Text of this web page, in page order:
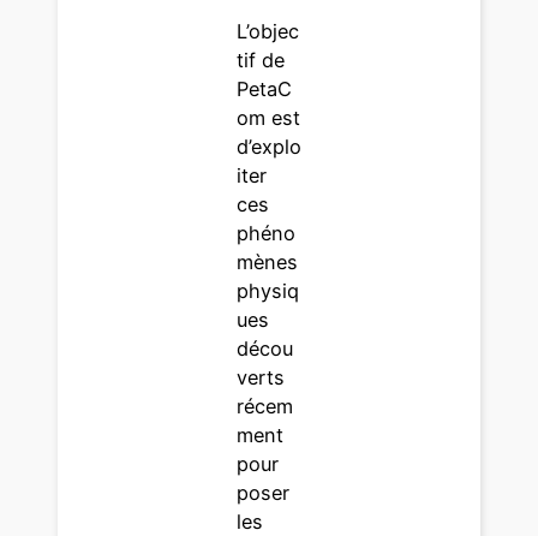
L’objec
tif de
PetaC
om est
d’explo
iter
ces
phéno
mènes
physiq
ues
décou
verts
récem
ment
pour
poser
les